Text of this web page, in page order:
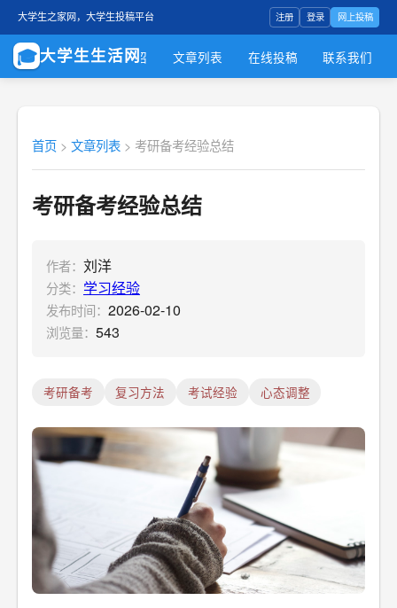
大学生之家网，大学生投稿平台 注册 登录 网上投稿
🎓 大学生生活网
首页 服务介绍 文章列表 在线投稿 联系我们
首页 > 文章列表 > 考研备考经验总结
考研备考经验总结
作者： 刘洋
分类： 学习经验
发布时间： 2026-02-10
浏览量： 543
考研备考 复习方法 考试经验 心态调整